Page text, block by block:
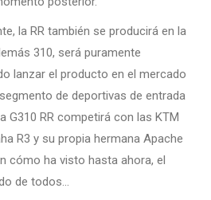
la RR también se producirá en la
310, será puramente
lanzar el producto en el mercado
de deportivas de entrada
G310 RR competirá con las KTM
R3 y su propia hermana Apache
cómo ha visto hasta ahora, el
de todos…